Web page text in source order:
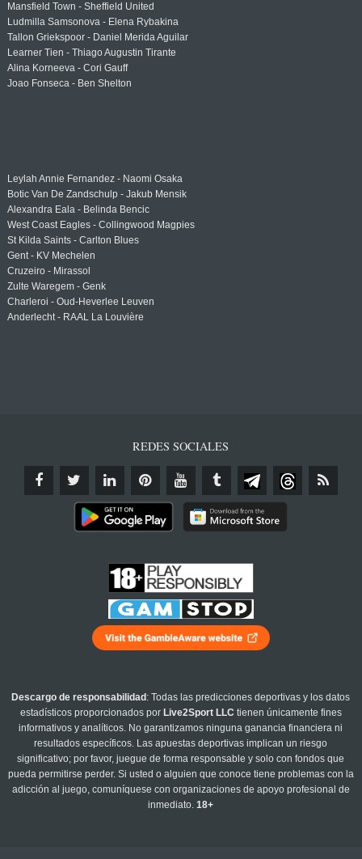
Mansfield Town - Sheffield United
Ludmilla Samsonova - Elena Rybakina
Tallon Griekspoor - Daniel Merida Aguilar
Learner Tien - Thiago Augustin Tirante
Alina Korneeva - Cori Gauff
Joao Fonseca - Ben Shelton
Leylah Annie Fernandez - Naomi Osaka
Botic Van De Zandschulp - Jakub Mensik
Alexandra Eala - Belinda Bencic
West Coast Eagles - Collingwood Magpies
St Kilda Saints - Carlton Blues
Gent - KV Mechelen
Cruzeiro - Mirassol
Zulte Waregem - Genk
Charleroi - Oud-Heverlee Leuven
Anderlecht - RAAL La Louvière
REDES SOCIALES
Descargo de responsabilidad : Todas las predicciones deportivas y los datos
estadísticos proporcionados por Live2Sport LLC tienen únicamente fines
informativos y analíticos. No garantizamos ninguna ganancia financiera ni
resultados específicos. Las apuestas deportivas implican un riesgo
significativo; por favor, juegue de forma responsable y solo con fondos que
pueda permitirse perder. Si usted o alguien que conoce tiene problemas con la
adicción al juego, comuníquese con organizaciones de apoyo profesional de
inmediato.18+